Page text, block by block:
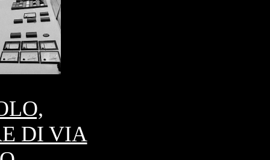
DI VIA